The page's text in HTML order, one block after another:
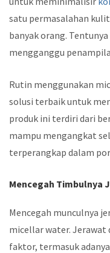
satu permasalahan
banyak orang.
mengganggu
Rutin menggunakan
solusi terbaik untuk
produk ini terdiri dari
mampu mengangkat
terperangkap dalam
Mencegah Timbulnya
Mencegah munculnya
micellar water. Jerawat
faktor, termasuk